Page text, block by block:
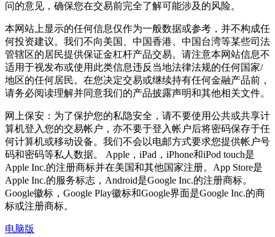
问的意见，确保您在交易前完全了解可能涉及的风险。
本网站上显示的任何信息仅作为一般数据或参考，并不构成任
何投资建议。我们不向美国、中国香港、中国台湾等某些司法
管辖区的居民提供保证金杠杆产品交易。请注意本网站信息不
适用于视发布或使用此类信息违反当地法律法规的任何国家/
地区的任何居民。在您决定交易或继续持有任何金融产品前，
请务必阅读理解并同意我们的产品披露声明和其他相关文件。
网上保安：为了保护您的私隐安全，请不要使用公共或共享计
算机登入您的交易帐户，亦不要于登入帐户后将密码保存于任
何计算机或移动设备。我们不会以电邮方式要求您提供帐户号
码和密码等私人数据。 Apple，iPad，iPhone和iPod touch是
Apple Inc.的注册商标并在美国和其他国家注册。App Store是
Apple Inc.的服务标志，Android是Google Inc.的注册商标。
Google徽标，Google Play徽标和Google界面是Google Inc.的商
标或注册商标。
电脑版